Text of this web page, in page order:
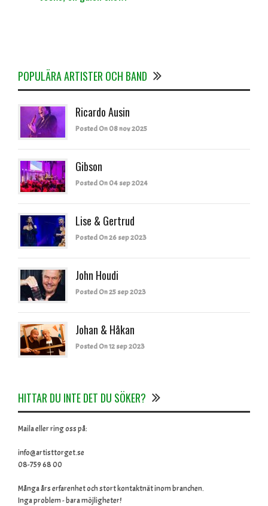
POPULÄRA ARTISTER OCH BAND
Ricardo Ausin
Posted On 08 nov 2025
Gibson
Posted On 04 sep 2024
Lise & Gertrud
Posted On 26 sep 2023
John Houdi
Posted On 25 sep 2023
Johan & Håkan
Posted On 12 sep 2023
HITTAR DU INTE DET DU SÖKER?
Maila eller ring oss på:
info@artisttorget.se
08-759 68 00
Många års erfarenhet och stort kontaktnät inom branchen.
Inga problem - bara möjligheter!